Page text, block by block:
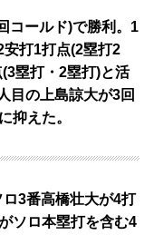
コールド)で勝利。1
打1打点(2塁打2
塁打・2塁打)と活
目の上島諒大が3回
抑えた。
3番高橋壮大が4打
ソロ本塁打を含む4